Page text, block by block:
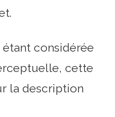
étant considérée
cette
la description